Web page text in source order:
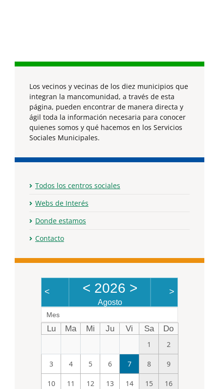
Los vecinos y vecinas de los diez municipios que
integran la mancomunidad, a través de esta
página, pueden encontrar de manera directa y
ágil toda la información necesaria para conocer
quienes somos y qué hacemos en los Servicios
Sociales Municipales.
Todos los centros sociales
Webs de Interés
Donde estamos
Contacto
< < 2026 >
Agosto
>
Mes
Lu Ma Mi Ju Vi Sa
Do
1
2
3 4 5 6 7 8 9
10 11 12 13 14 15 16